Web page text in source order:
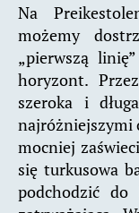
Na
możemy
„pierwszą
horyzont.
szeroka i
najróżniejszymi
mocniej
się turkusowa
podchodzić do